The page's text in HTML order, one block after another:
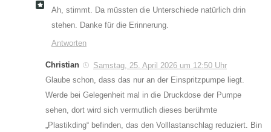
Ah, stimmt. Da müssten die Unterschiede natürlich drin
stehen. Danke für die Erinnerung.
Antworten
Christian
Samstag, 25. April 2026 um 12:50 Uhr
Glaube schon, dass das nur an der Einspritzpumpe liegt.
Werde bei Gelegenheit mal in die Druckdose der Pumpe
sehen, dort wird sich vermutlich dieses berühmte
„Plastikding“ befinden, das den Volllastanschlag reduziert. Bin